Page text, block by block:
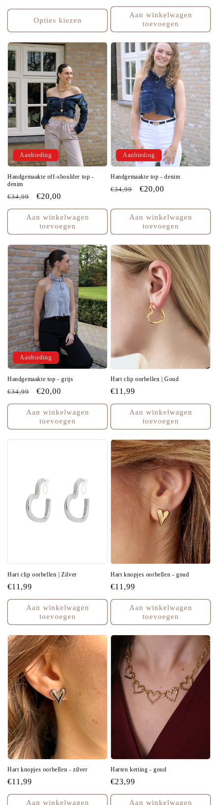
Opties kiezen
prijs
Aan winkelwagen
toevoegen
Aanbieding
Handgemaakte off-shoulder top -
denim
Normale
prijs
€34,99 Aanbiedingsprijs
€20,00
Aan winkelwagen
toevoegen
Aanbieding
Handgemaakte top - denim
Normale
€34,99 Aanbiedingsprijs
€20,00
Aan winkelwagen
toevoegen
Aanbieding
Handgemaakte top - grijs
Normale
prijs
€34,99 Aanbiedingsprijs
€20,00
Aan winkelwagen
toevoegen
Hart clip oorbellen | Goud
Normale
prijs
€11,99
Aan winkelwagen
toevoegen
Hart clip oorbellen | Zilver
Normale
prijs
€11,99
Aan winkelwagen
toevoegen
Hart knopjes oorbellen - goud
Normale
prijs
€11,99
Aan winkelwagen
toevoegen
Hart knopjes oorbellen - zilver
Normale
prijs
€11,99
Aan winkelwagen
Harten ketting - goud
Normale
prijs
€23,99
Aan winkelwagen